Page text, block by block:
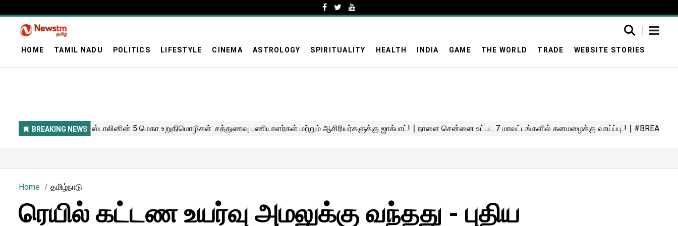
HOME TAMIL NADU POLITICS LIFESTYLE CINEMA ASTROLOGY SPIRITUALITY HEALTH INDIA GAME THE WORLD TRADE WEBSITE STORIES
Home தமிழ்நாடு
ரெயில் கட்டண உயர்வு அமலுக்கு வந்தது - புதிய